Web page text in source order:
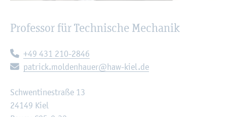
Pro­fes­sor für Tech­ni­sche Me­cha­nik
Te­le­fon:
+49 431 210-2846
E-Mail:
pa­trick.​moldenhauer@​haw-​kiel.​de
Schwen­tin­e­stra­ße 13
24149 Kiel